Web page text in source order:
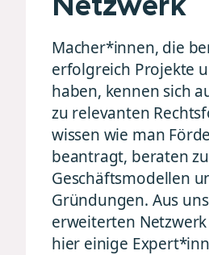
Macher*innen, die
erfolgreich Projekte
haben, kennen sich
zu relevanten
wissen wie man
beantragt, beraten zu
Geschäftsmodellen
Gründungen. Aus
erweiterten
hier einige